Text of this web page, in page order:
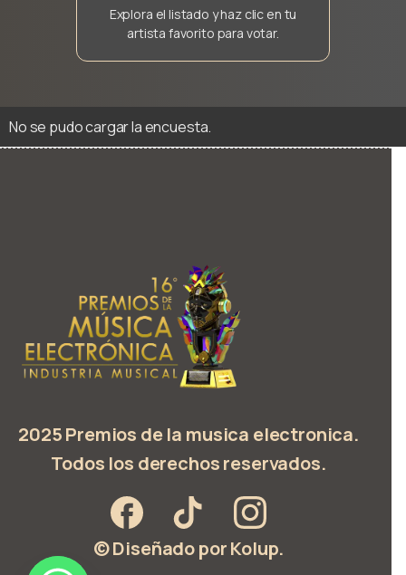
Explora el listado y haz clic en tu
artista favorito para votar.
No se pudo cargar la encuesta.
2025 Premios de la musica electronica.
Todos los derechos reservados.
© Diseñado por Kolup.